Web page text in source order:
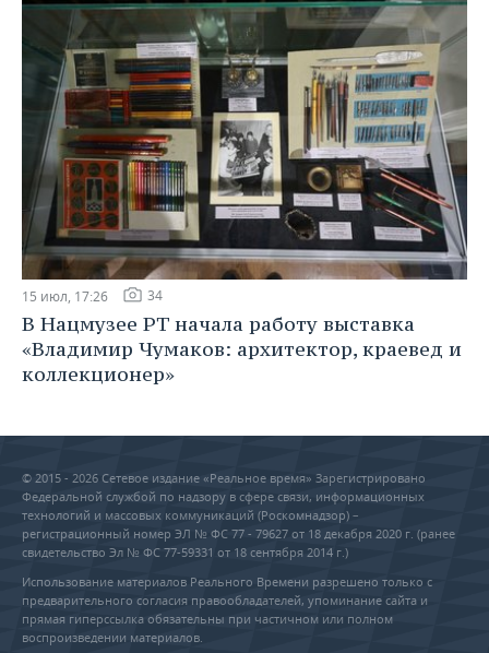
15 июл, 17:26 34
В Нацмузее РТ начала работу выставка
«Владимир Чумаков: архитектор, краевед и
коллекционер»
© 2015 - 2026 Сетевое издание «Реальное время» Зарегистрировано
Федеральной службой по надзору в сфере связи, информационных
технологий и массовых коммуникаций (Роскомнадзор) –
регистрационный номер ЭЛ № ФС 77 - 79627 от 18 декабря 2020 г. (ранее
свидетельство Эл № ФС 77-59331 от 18 сентября 2014 г.)
Использование материалов Реального Времени разрешено только с
предварительного согласия правообладателей, упоминание сайта и
прямая гиперссылка обязательны при частичном или полном
воспроизведении материалов.